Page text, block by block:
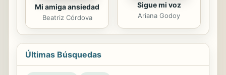
Mi amiga ansiedad
Beatriz Córdova
Sigue mi voz
Ariana Godoy
Últimas Búsquedas